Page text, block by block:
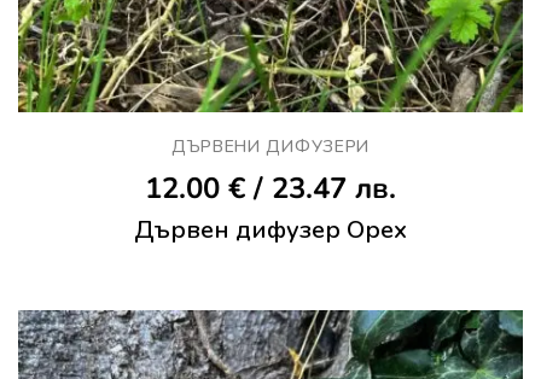
ДЪРВЕНИ ДИФУЗЕРИ
12.00 €/ 23.47 лв.
Дървен дифузер Орех